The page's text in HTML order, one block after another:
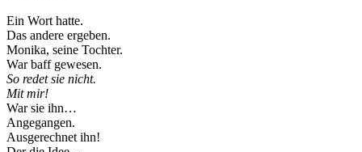
Ein Wort hatte.
Das andere ergeben.
Monika, seine Tochter.
War baff gewesen.
So redet sie nicht.
Mit mir!
War sie ihn…
Angegangen.
Ausgerechnet ihn!